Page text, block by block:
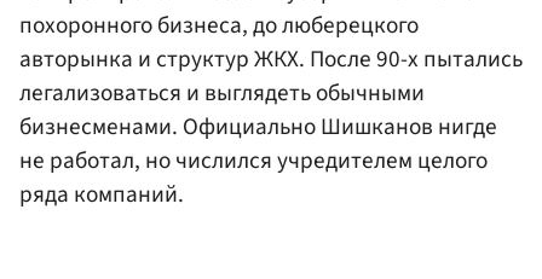
похоронного бизнеса, до люберецкого
авторынка и структур ЖКХ. После 90-х пытались
легализоваться и выглядеть обычными
бизнесменами. Официально Шишканов нигде
не работал, но числился учредителем целого
ряда компаний.